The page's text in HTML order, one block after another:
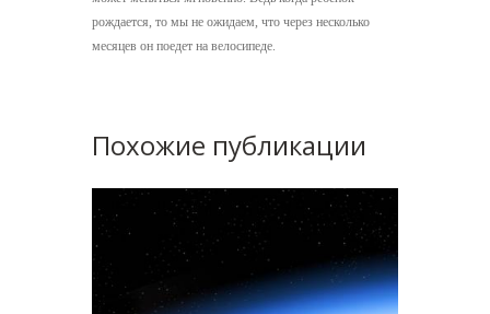
рождается, то мы не ожидаем, что через несколько
месяцев он поедет на велосипеде.
Похожие публикации